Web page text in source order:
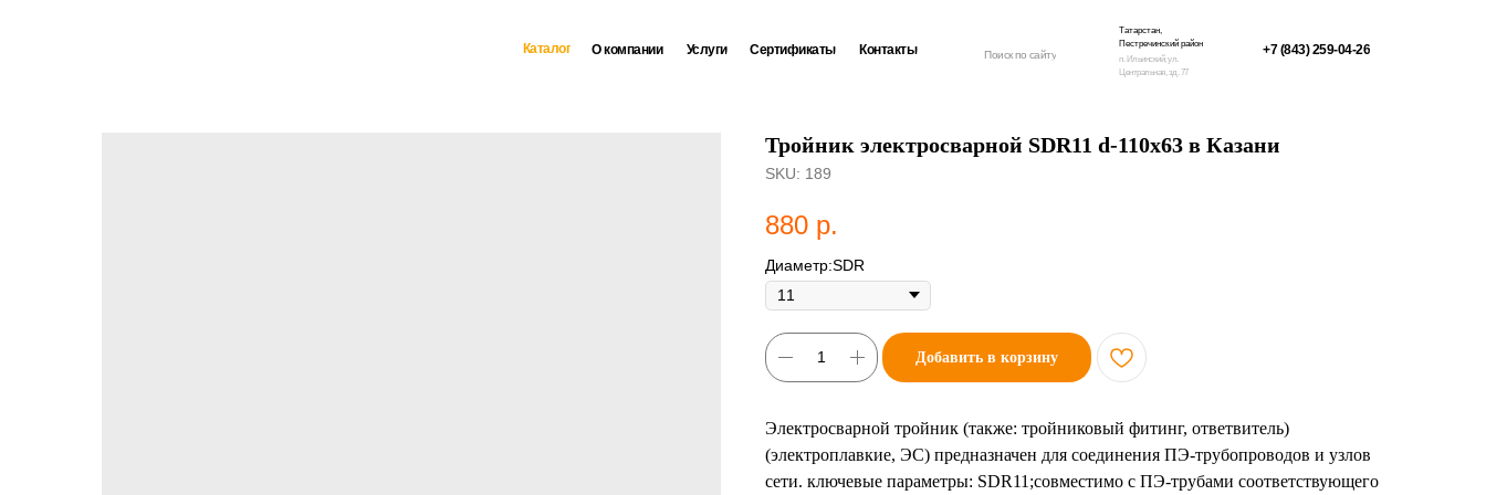
Поиск по сайту
Контакты
Сертификаты
Услуги +7 (843) 259-04-26
О компании
п. Ильинский, ул.
Центральная, зд. 77
Татарстан,
Пестречинский район
Каталог
Тройник электросварной SDR11 d-110х63 в Казани
SKU: 189
880 р.
Диаметр:SDR
Добавить в корзину
Электросварной тройник (также: тройниковый фитинг, ответвитель)
(электроплавкие, ЭС) предназначен для соединения ПЭ-трубопроводов и узлов
сети. ключевые параметры: SDR11;совместимо с ПЭ-трубами соответствующего